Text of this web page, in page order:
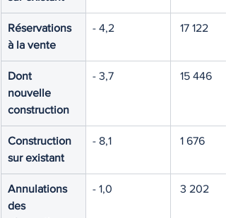
Réservations
à la vente
- 4,2 17 122
Dont
nouvelle
construction
- 3,7 15 446
Construction
sur existant
- 8,1 1 676
Annulations
des
- 1,0 3 202